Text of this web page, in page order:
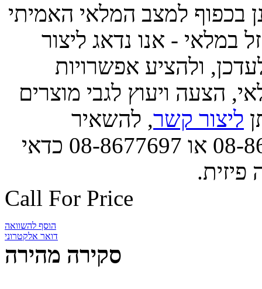
בכפוף למצב המלאי האמיתי
במלאי - אנו נדאג ליצור
ולהציע אפשרויות
הצעה ויעוץ לגבי מוצרים
ליצור קשר, להשאיר
הודעה, או לפנות אלינו בטל' 08-8677663 או 08-8677697 כדאי
פיזית.
Call For Price
הוסף להשוואה
דואר אלקטרוני
סקירה מהירה